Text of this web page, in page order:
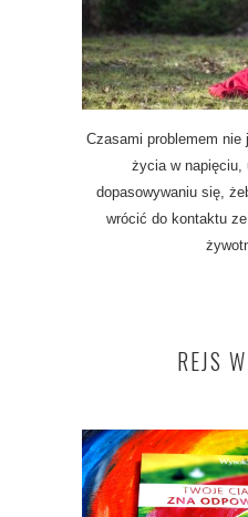
Czasami problemem
życia w napięciu,
dopasowywaniu się,
wrócić do kontaktu ze
REJS